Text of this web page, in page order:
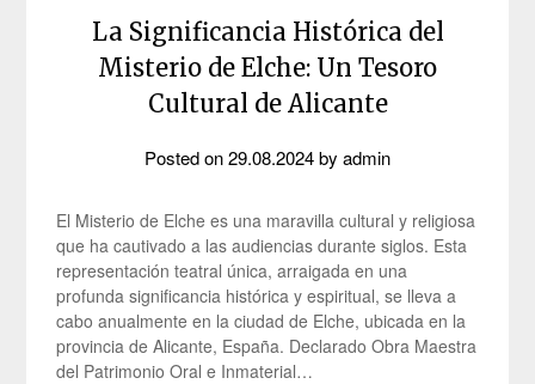
La Significancia Histórica del
Misterio de Elche: Un Tesoro
Cultural de Alicante
Posted on29.08.2024by admin
El Misterio de Elche es una maravilla cultural y religiosa
que ha cautivado a las audiencias durante siglos. Esta
representación teatral única, arraigada en una
profunda significancia histórica y espiritual, se lleva a
cabo anualmente en la ciudad de Elche, ubicada en la
provincia de Alicante, España. Declarado Obra Maestra
del Patrimonio Oral e Inmaterial…